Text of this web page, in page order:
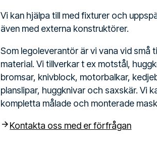
Vi kan hjälpa till med fixturer och
även med externa konstruktörer.
Som legoleverantör är vi vana vid små
material. Vi tillverkar t ex motstål,
bromsar, knivblock, motorbalkar,
planslipar, huggknivar och saxskär. Vi
kompletta målade och monterade
Kontakta oss med er förfrågan